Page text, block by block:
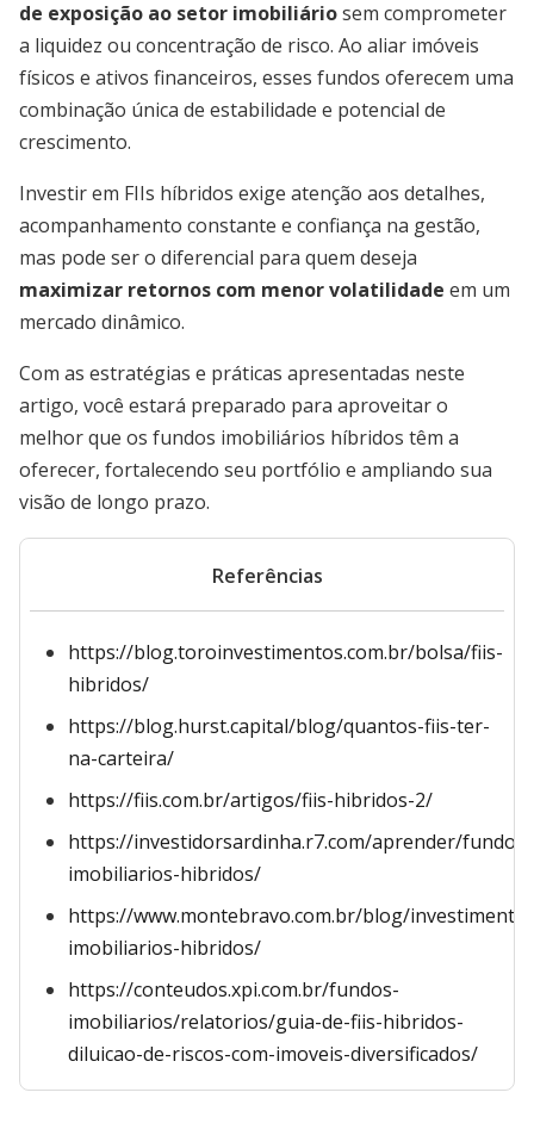
de exposição ao setor imobiliáriosem comprometer
a liquidez ou concentração de risco. Ao aliar imóveis
físicos e ativos financeiros, esses fundos oferecem uma
combinação única de estabilidade e potencial de
crescimento.
Investir em FIIs híbridos exige atenção aos detalhes,
acompanhamento constante e confiança na gestão,
mas pode ser o diferencial para quem deseja
maximizar retornos com menor volatilidade em um
mercado dinâmico.
Com as estratégias e práticas apresentadas neste
artigo, você estará preparado para aproveitar o
melhor que os fundos imobiliários híbridos têm a
oferecer, fortalecendo seu portfólio e ampliando sua
visão de longo prazo.
Referências
https://blog.toroinvestimentos.com.br/bolsa/fiis-
hibridos/
https://blog.hurst.capital/blog/quantos-fiis-ter-
na-carteira/
https://fiis.com.br/artigos/fiis-hibridos-2/
https://investidorsardinha.r7.com/aprender/fundos-
imobiliarios-hibridos/
https://www.montebravo.com.br/blog/
imobiliarios-hibridos/
https://conteudos.xpi.com.br/fundos-
imobiliarios/relatorios/guia-de-fiis-hibridos-
diluicao-de-riscos-com-imoveis-diversificados/